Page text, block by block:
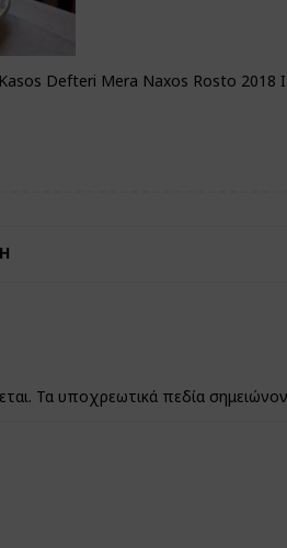
Defteri Mera Naxos Rosto 2018 I
Τα υποχρεωτικά πεδία